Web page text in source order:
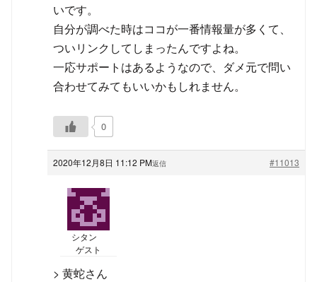
いです。
自分が調べた時はココが一番情報量が多くて、
ついリンクしてしまったんですよね。
一応サポートはあるようなので、ダメ元で問い
合わせてみてもいいかもしれません。
0
2020年12月8日 11:12 PM #11013
返信
シタン
ゲスト
> 黄蛇さん